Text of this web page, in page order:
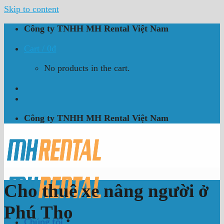
Skip to content
Công ty TNHH MH Rental Việt Nam
Cart / 0₫
No products in the cart.
Công ty TNHH MH Rental Việt Nam
Cho thuê xe nâng người ở
Phú Thọ